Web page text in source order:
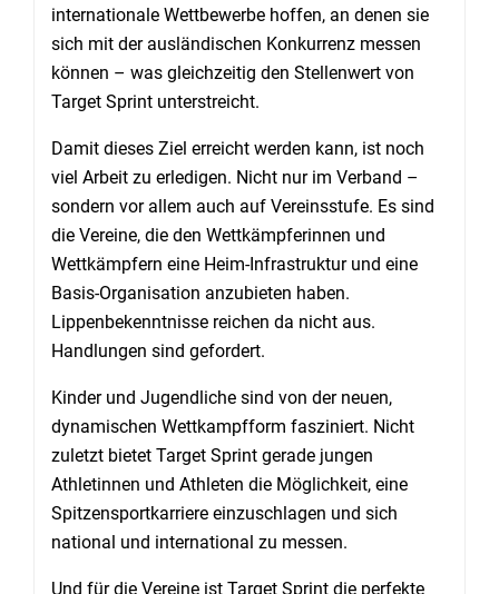
internationale Wettbewerbe hoffen, an denen sie
sich mit der ausländischen Konkurrenz messen
können – was gleichzeitig den Stellenwert von
Target Sprint unterstreicht.
Damit dieses Ziel erreicht werden kann, ist noch
viel Arbeit zu erledigen. Nicht nur im Verband –
sondern vor allem auch auf Vereinsstufe. Es sind
die Vereine, die den Wettkämpferinnen und
Wettkämpfern eine Heim-Infrastruktur und eine
Basis-Organisation anzubieten haben.
Lippenbekenntnisse reichen da nicht aus.
Handlungen sind gefordert.
Kinder und Jugendliche sind von der neuen,
dynamischen Wettkampfform fasziniert. Nicht
zuletzt bietet Target Sprint gerade jungen
Athletinnen und Athleten die Möglichkeit, eine
Spitzensportkarriere einzuschlagen und sich
national und international zu messen.
Und für die Vereine ist Target Sprint die perfekte